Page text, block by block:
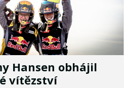
Hansen obhájil
vítězství